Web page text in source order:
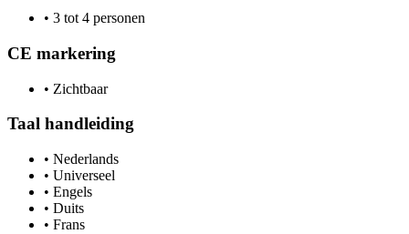
• 3 tot 4 personen
CE markering
• Zichtbaar
Taal handleiding
• Nederlands
• Universeel
• Engels
• Duits
• Frans